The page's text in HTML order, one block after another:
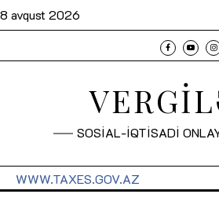
8 avqust 2026
SOSİAL-İQTİSADİ
WWW.TAXES.GOV.AZ